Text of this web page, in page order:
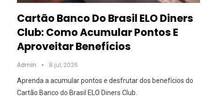
Cartão Banco Do Brasil ELO Diners
Club: Como Acumular Pontos E
Aproveitar Benefícios
Admin 8 jul, 2026
Aprenda a acumular pontos e desfrutar dos benefícios do
Cartão Banco do Brasil ELO Diners Club.